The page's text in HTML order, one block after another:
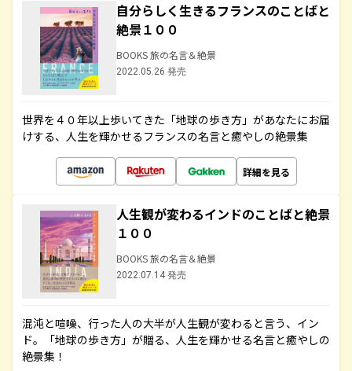
自分らしく生きるフランスのことばと
絶景１００
BOOKS 旅の名言＆絶景
2022.05.26 発売
世界を４０年以上歩いてきた「地球の歩き方」があなたにお届
けする、人生を輝かせるフランスの名言と癒やしの絶景集
詳細を見る
人生観が変わるインドのことばと絶景
１００
BOOKS 旅の名言＆絶景
2022.07.14 発売
混沌と喧噪、行った人の大半が人生観が変わると言う、イン
ド。「地球の歩き方」が贈る、人生を輝かせる名言と癒やしの
絶景集！